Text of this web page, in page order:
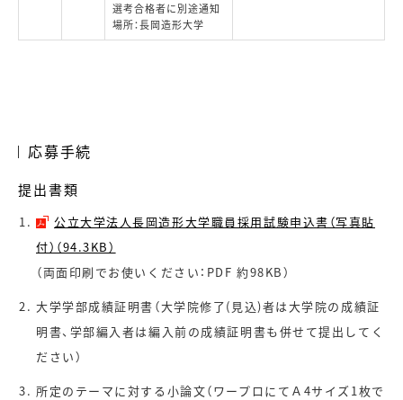
選考合格者に別途通知
場所：長岡造形大学
応募手続
提出書類
公立大学法人長岡造形大学職員採用試験申込書（写真貼
付）（94.3KB）
（両面印刷でお使いください：PDF 約98KB）
大学学部成績証明書（大学院修了(見込)者は大学院の成績証
明書、学部編入者は編入前の成績証明書も併せて提出してく
ださい）
所定のテーマに対する小論文（ワープロにてＡ4サイズ1枚で